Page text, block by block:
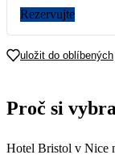
12
2 979
19
2 979 5
2 729 2
Rezervujte
uložit do oblíbených
Proč si
Hotel Bristol v Nice